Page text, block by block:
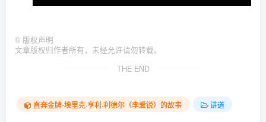
© 版权声明
文章版权归作者所有，未经允许请勿转载。
THE END
直奔金牌-埃里克·亨利·利德尔（李爱锐）的故事 讲道